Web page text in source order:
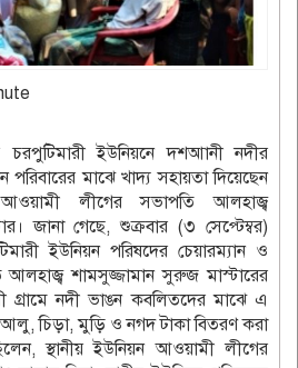
ইউনিয়নে দশআানী নদীর
মাঝে খাদ্য সহায়তা দিয়েছেন
লীগের সভাপতি আলহাজ্ব
জানা গেছে, শুক্রবার (৩ সেপ্টেম্বর)
ইউনিয়ন পরিষদের চেয়ারম্যান ও
শামসুজ্জামান সুরুজ মাস্টারের
গ্রামে নদী ভাঙন কবলিতদের মাঝে এ
চিড়া, মুড়ি ও নগদ টাকা বিতরণ করা
স্থানীয় ইউনিয়ন আওয়ামী লীগের